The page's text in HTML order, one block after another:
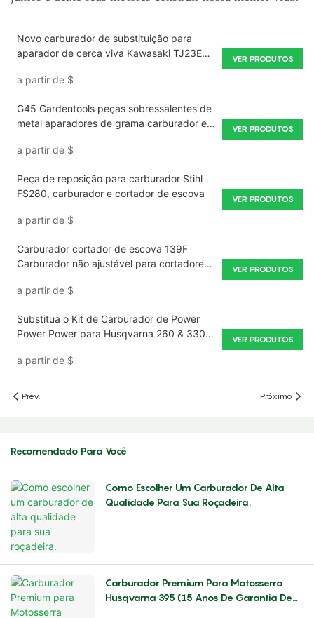
Novo carburador de substituição para
aparador de cerca viva Kawasaki TJ23E
a partir de $
VER PRODUTOS
G45 Gardentools peças sobressalentes de
metal aparadores de grama carburador e
a partir de $
VER PRODUTOS
Peça de reposição para carburador Stihl
FS280, carburador e cortador de escova
a partir de $
VER PRODUTOS
Carburador cortador de escova 139F
Carburador não ajustável para cortadores
a partir de $
VER PRODUTOS
Substitua o Kit de Carburador de Power
Power Power para Husqvarna 260 & 330
a partir de $
VER PRODUTOS
Prev. Próximo
Recomendado Para Você
Como Escolher Um Carburador De Alta
Qualidade Para Sua Roçadeira.
Carburador Premium Para Motosserra
Husqvarna 395 (15 Anos De Garantia De